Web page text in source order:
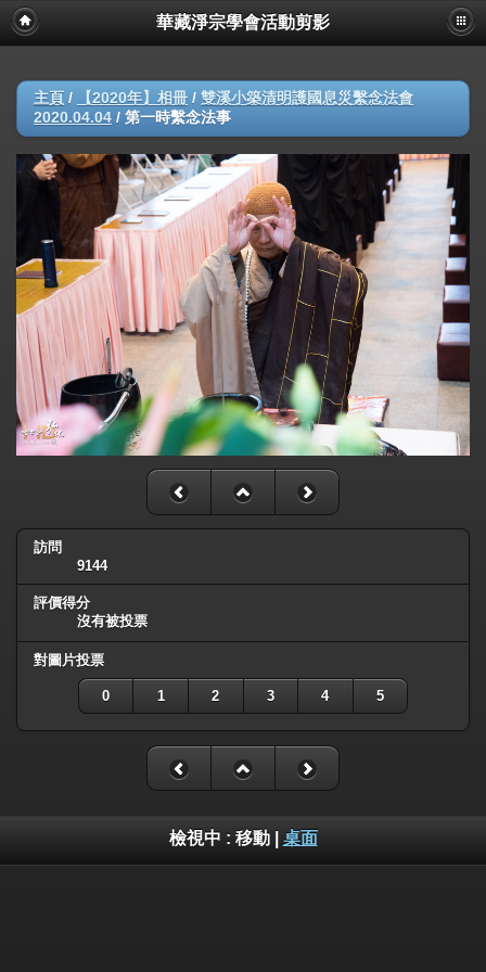
華藏淨宗學會活動剪影
主頁 / 【2020年】相冊 / 雙溪小築清明護國息災繫念法會
2020.04.04 / 第一時繫念法事
訪問
9144
評價得分
沒有被投票
對圖片投票
0 1 2 3 4 5
檢視中 : 移動| 桌面